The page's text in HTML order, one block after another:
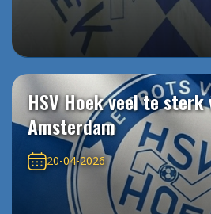
HSV Hoek veel te sterk
Amsterdam
20-04-2026